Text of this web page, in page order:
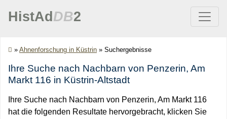
HistAd DB2
» Ahnenforschung in Küstrin » Suchergebnisse
Ihre Suche nach Nachbarn von Penzerin, Am
Markt 116 in Küstrin-Altstadt
Ihre Suche nach Nachbarn von Penzerin, Am Markt 116
hat die folgenden Resultate hervorgebracht, klicken Sie